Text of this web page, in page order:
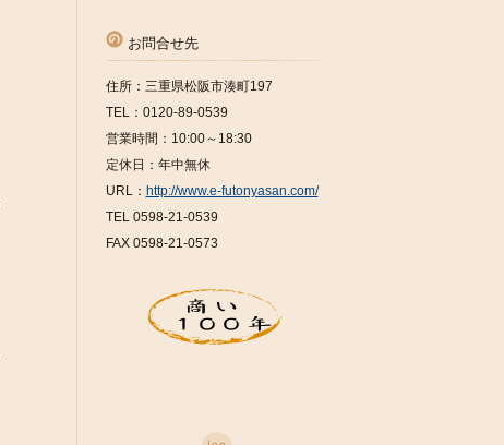
お問合せ先
住所：三重県松阪市湊町197
TEL：0120-89-0539
営業時間：10:00～18:30
定休日：年中無休
URL： http://www.e-futonyasan.com/
TEL 0598-21-0539
FAX 0598-21-0573